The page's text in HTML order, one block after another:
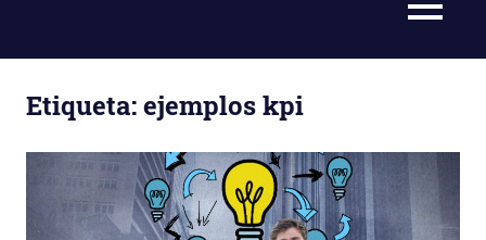
MENÚ
Etiqueta: ejemplos kpi